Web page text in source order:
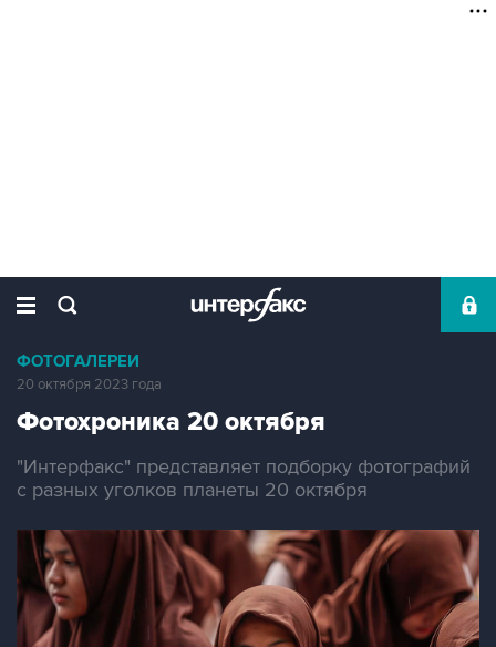
ФОТОГАЛЕРЕИ
20 октября 2023 года
Фотохроника 20 октября
"Интерфакс" представляет подборку фотографий
с разных уголков планеты 20 октября